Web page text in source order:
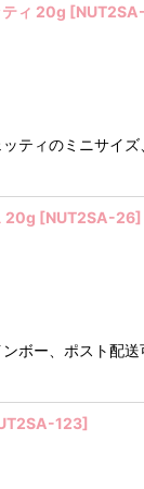
ティ 20g [
ティのミニサイ
20g [NUT2SA-26]
ボー、ポスト配
123]